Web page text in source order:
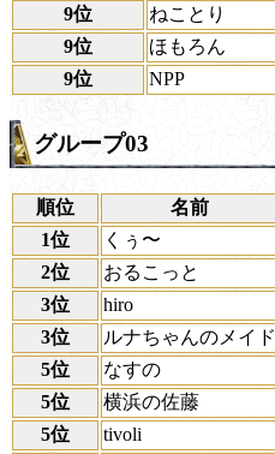
9位
ねことり
9位
ほもろん
9位
NPP
グループ03
順位
名前
1位
くぅ〜
2位
おるこっと
3位
hiro
3位
ルナちゃんのメイド
5位
なすの
5位
横浜の佐藤
5位
tivoli